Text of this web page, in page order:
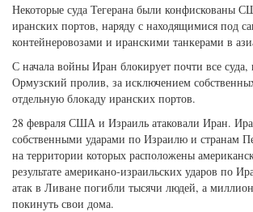
Некоторые суда Тегерана были конфискованы
иранских портов, наряду с находящимися под
контейнеровозами и иранскими танкерами в
С начала войны Иран блокирует почти все суда,
Ормузский пролив, за исключением
отдельную блокаду иранских портов.
28 февраля США и Израиль атаковали Иран.
собственными ударами по Израилю и странам
на территории которых расположены
результате американо-израильских ударов по
атак в Ливане погибли тысячи людей, а
покинуть свои дома.